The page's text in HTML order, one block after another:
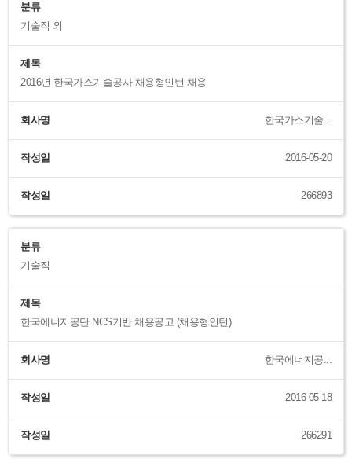
분류
기술직 외
제목
2016년 한국가스기술공사 채용형인턴 채용
회사명 한국가스기술...
작성일 2016-05-20
작성일 266893
분류
기술직
제목
한국에너지공단 NCS기반 채용공고 (채용형인턴)
회사명 한국에너지공...
작성일 2016-05-18
작성일 266291